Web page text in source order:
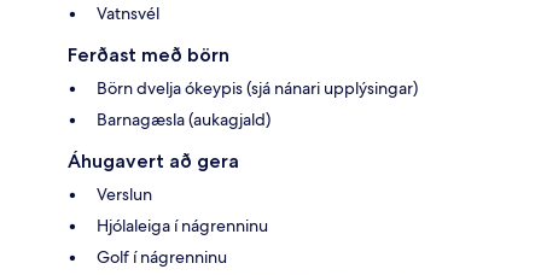
Vatnsvél
Ferðast með börn
Börn dvelja ókeypis (sjá nánari upplýsingar)
Barnagæsla (aukagjald)
Áhugavert að gera
Verslun
Hjólaleiga í nágrenninu
Golf í nágrenninu